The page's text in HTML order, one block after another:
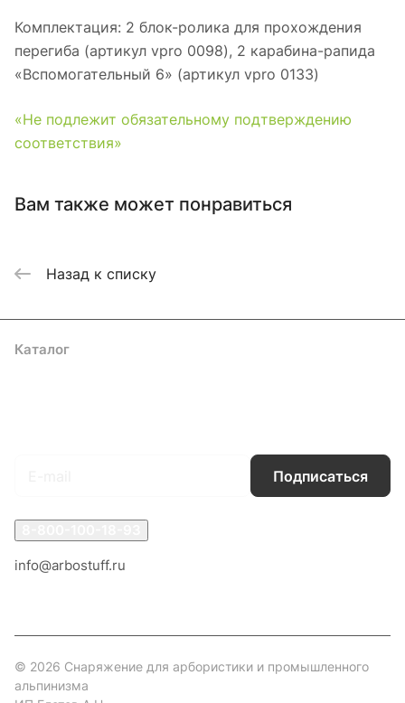
Комплектация: 2 блок-ролика для прохождения
перегиба (артикул vpro 0098), 2 карабина-рапида
«Вспомогательный 6» (артикул vpro 0133)
«Не подлежит обязательному подтверждению
соответствия»
Вам также может понравиться
Назад к списку
Каталог
Подписаться
info@arbostuff.ru
© 2026 Снаряжение для арбористики и промышленного
альпинизма